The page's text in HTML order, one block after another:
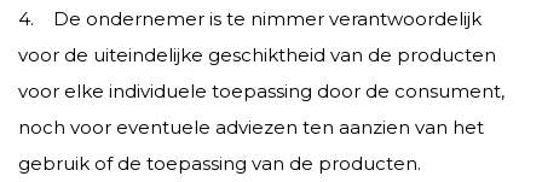
4. De ondernemer is te nimmer verantwoordelijk
voor de uiteindelijke geschiktheid van de producten
voor elke individuele toepassing door de consument,
noch voor eventuele adviezen ten aanzien van het
gebruik of de toepassing van de producten.